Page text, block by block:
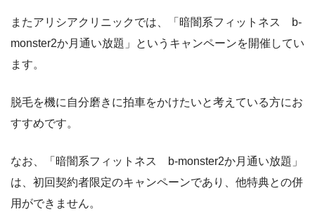
またアリシアクリニックでは、「暗闇系フィットネス b-
monster2か月通い放題」というキャンペーンを開催してい
ます。
脱毛を機に自分磨きに拍車をかけたいと考えている方にお
すすめです。
なお、「暗闇系フィットネス b-monster2か月通い放題」
は、初回契約者限定のキャンペーンであり、他特典との併
用ができません。